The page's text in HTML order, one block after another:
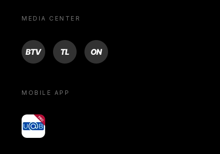
MEDIA CENTER
BTV TL ON
MOBILE APP
yoU@B